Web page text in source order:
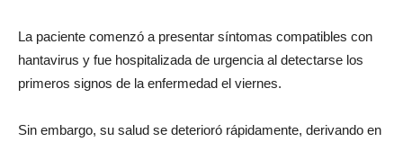
La paciente comenzó a presentar síntomas compatibles con
hantavirus y fue hospitalizada de urgencia al detectarse los
primeros signos de la enfermedad el viernes.
Sin embargo, su salud se deterioró rápidamente, derivando en